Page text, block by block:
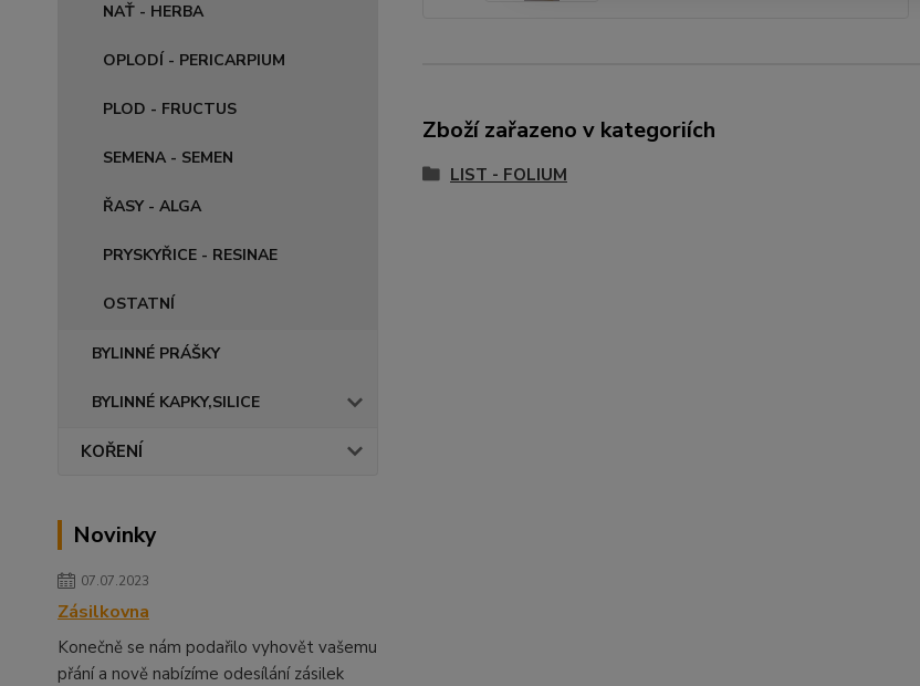
NAŤ - HERBA
OPLODÍ - PERICARPIUM
PLOD - FRUCTUS
SEMENA - SEMEN
ŘASY - ALGA
PRYSKYŘICE - RESINAE
OSTATNÍ
BYLINNÉ PRÁŠKY
BYLINNÉ KAPKY,SILICE
KOŘENÍ
Novinky
07.07.2023
Zásilkovna
Konečně se nám podařilo vyhovět vašemu
přání a nově nabízíme odesílání zásilek
Zboží zařazeno v kategoriích
LIST - FOLIUM